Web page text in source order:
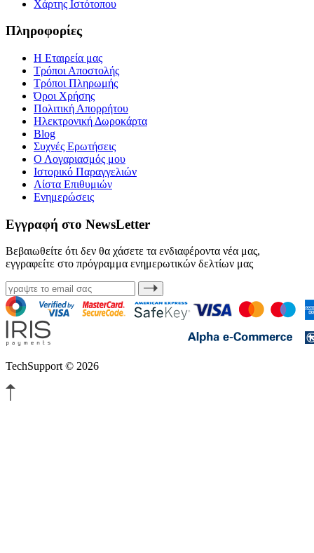
Χάρτης Ιστότοπου
Πληροφορίες
Η Εταιρεία μας
Τρόποι Αποστολής
Τρόποι Πληρωμής
Όροι Χρήσης
Πολιτική Απορρήτου
Ηλεκτρονική Δωροκάρτα
Blog
Συχνές Ερωτήσεις
Ο Λογαριασμός μου
Ιστορικό Παραγγελιών
Λίστα Επιθυμιών
Ενημερώσεις
Εγγραφή στο NewsLetter
Βεβαιωθείτε ότι δεν θα χάσετε τα ενδιαφέροντα νέα μας,
εγγραφείτε στο πρόγραμμα ενημερωτικών δελτίων μας
TechSupport © 2026